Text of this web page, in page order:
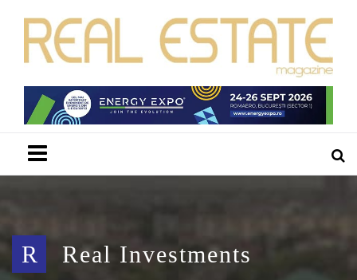
R Real Investments